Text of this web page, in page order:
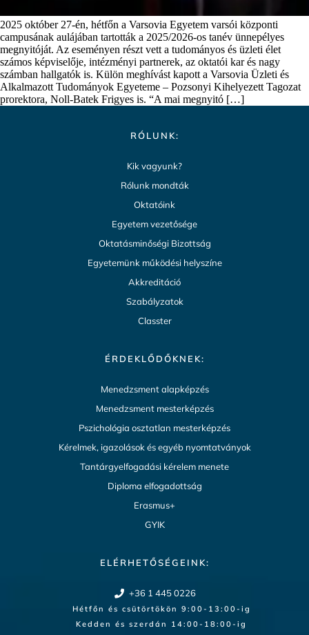
2025 október 27-én, hétfőn a Varsovia Egyetem varsói központi
campusának aulájában tartották a 2025/2026-os tanév ünnepélyes
megnyitóját. Az eseményen részt vett a tudományos és üzleti élet
számos képviselője, intézményi partnerek, az oktatói kar és nagy
számban hallgatók is. Külön meghívást kapott a Varsovia Üzleti és
Alkalmazott Tudományok Egyeteme – Pozsonyi Kihelyezett Tagozat
prorektora, Noll-Batek Frigyes is. “A mai megnyitó […]
RÓLUNK:
Kik vagyunk?
Rólunk mondták
Oktatóink
Egyetem vezetősége
Oktatásminőségi Bizottság
Egyetemünk működési helyszíne
Akkreditáció
Szabályzatok
Classter
ÉRDEKLŐDŐKNEK:
Menedzsment alapképzés
Menedzsment mesterképzés
Pszichológia osztatlan mesterképzés
Kérelmek, igazolások és egyéb nyomtatványok
Tantárgyelfogadási kérelem menete
Diploma elfogadottság
Erasmus+
GYIK
ELÉRHETŐSÉGEINK:
+36 1 445 0226
Hétfőn és csütörtökön 9:00-13:00-ig
Kedden és szerdán 14:00-18:00-ig​